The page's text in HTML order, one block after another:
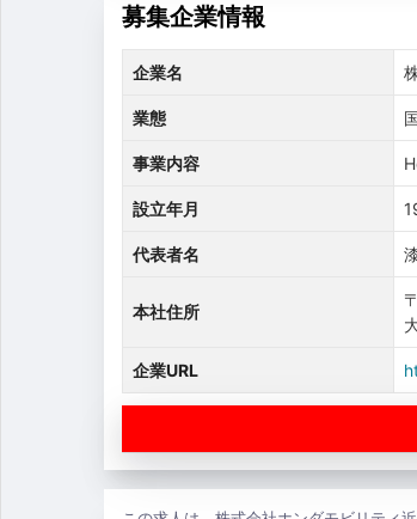
募集企業情報
企業名
業態
事業内容
設立年月
代表者名
本社住所
企業URL